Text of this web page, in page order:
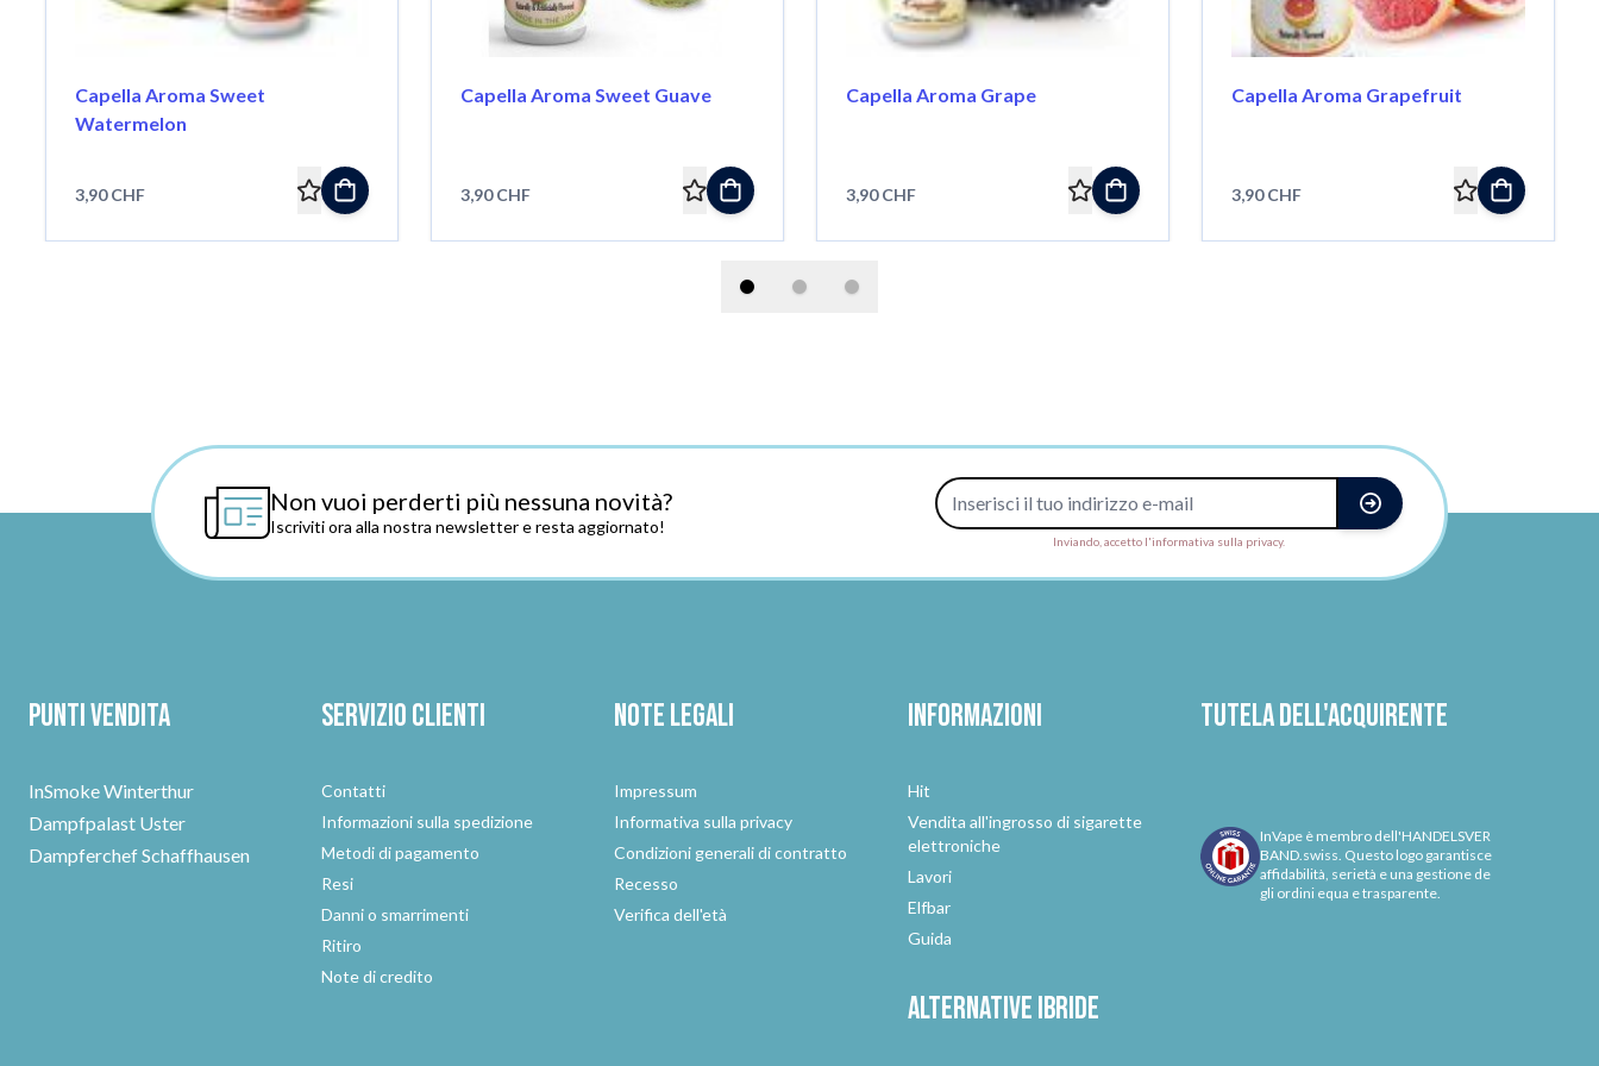
Capella Aroma Sweet
Watermelon
3,90 CHF
Capella Aroma Sweet Guave
3,90 CHF
Capella Aroma Grape
3,90 CHF
Capella Aroma Grapefruit
3,90 CHF
Non vuoi perderti più nessuna novità?
Iscriviti ora alla nostra newsletter e resta aggiornato!
Indirizzo e-mail
Inviando, accetto l'informativa sulla privacy.
Punti vendita
InSmoke Winterthur
Dampfpalast Uster
Dampferchef Schaffhausen
Servizio clienti
Contatti
Informazioni sulla spedizione
Metodi di pagamento
Resi
Danni o smarrimenti
Ritiro
Note di credito
Note legali
Impressum
Informativa sulla privacy
Condizioni generali di contratto
Recesso
Verifica dell'età
Informazioni
Hit
Vendita all'ingrosso di sigarette
elettroniche
Lavori
Elfbar
Guida
Alternativeibride
Tutela dell'acquirente
InVape è membro dell'HANDELSVER
BAND.swiss. Questo logo garantisce
affidabilità, serietà e una gestione de
gli ordini equa e trasparente.